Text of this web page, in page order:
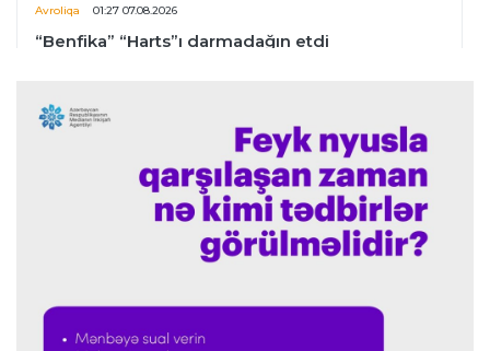
Avroliqa 01:27 07.08.2026
“Benfika” “Harts”ı darmadağın etdi
İspaniya L.L.
"Barselona" Mərakeş klubuna qarşı keçirilməsi
planlaşdırılan yoldaşlıq oyununu ləğv etdi
23:59 06.08.2026
"Prezident səlahiyyətlərindən sui-istifadə edib"